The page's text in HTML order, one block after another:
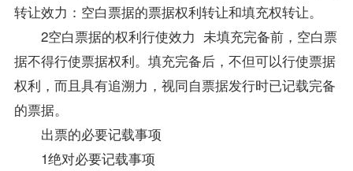
转让效力：空白票据的票据权利转让和填充权转让。
2空白票据的权利行使效力 未填充完备前，空白票
据不得行使票据权利。填充完备后，不但可以行使票据
权利，而且具有追溯力，视同自票据发行时已记载完备
的票据。
出票的必要记载事项
1绝对必要记载事项